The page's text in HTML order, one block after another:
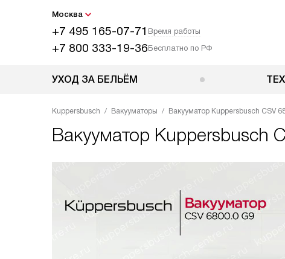
Москва
+7 495 165-07-71 Время работы
+7 800 333-19-36Бесплатно по РФ
УХОД ЗА БЕЛЬЁМ
Kuppersbusch Вакууматоры Вакууматор Kuppersbusch CSV
Вакууматор Kuppersbusch